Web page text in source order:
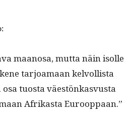
maanosa, mut­ta näin isolle
tar­joa­maan kelvol­lista
osa tuos­ta väestönkasvus­ta
Afrikas­ta Eurooppaan.”